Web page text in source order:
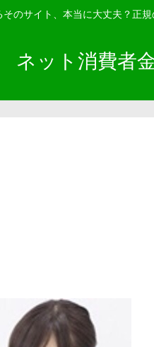
のサイト、本当に大丈夫？正
ネット消費者